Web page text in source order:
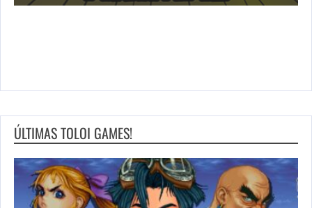
ÚLTIMAS TOLOI GAMES!